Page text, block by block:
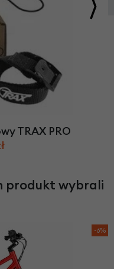
TRAX PRO
produkt wybrali
-6%